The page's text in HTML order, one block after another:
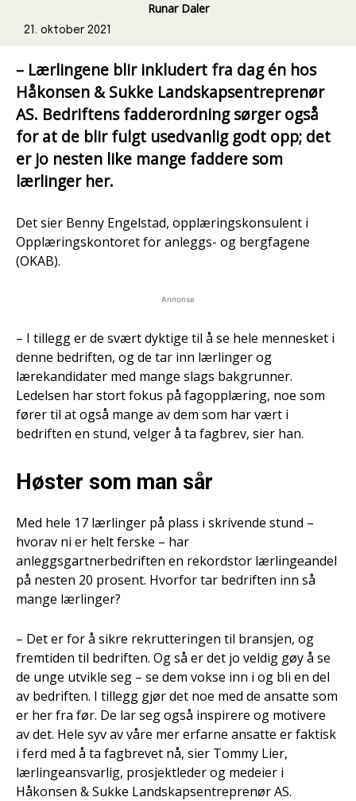
Runar Daler
21. oktober 2021
– Lærlingene blir inkludert fra dag én hos
Håkonsen & Sukke Landskapsentreprenør
AS. Bedriftens fadderordning sørger også
for at de blir fulgt usedvanlig godt opp; det
er jo nesten like mange faddere som
lærlinger her.
Det sier Benny Engelstad, opplæringskonsulent i
Opplæringskontoret for anleggs- og bergfagene
(OKAB).
Annonse
– I tillegg er de svært dyktige til å se hele mennesket i
denne bedriften, og de tar inn lærlinger og
lærekandidater med mange slags bakgrunner.
Ledelsen har stort fokus på fagopplæring, noe som
fører til at også mange av dem som har vært i
bedriften en stund, velger å ta fagbrev, sier han.
Høster som man sår
Med hele 17 lærlinger på plass i skrivende stund –
hvorav ni er helt ferske – har
anleggsgartnerbedriften en rekordstor lærlingeandel
på nesten 20 prosent. Hvorfor tar bedriften inn så
mange lærlinger?
– Det er for å sikre rekrutteringen til bransjen, og
fremtiden til bedriften. Og så er det jo veldig gøy å se
de unge utvikle seg – se dem vokse inn i og bli en del
av bedriften. I tillegg gjør det noe med de ansatte som
er her fra før. De lar seg også inspirere og motivere
av det. Hele syv av våre mer erfarne ansatte er faktisk
i ferd med å ta fagbrevet nå, sier Tommy Lier,
lærlingeansvarlig, prosjektleder og medeier i
Håkonsen & Sukke Landskapsentreprenør AS.